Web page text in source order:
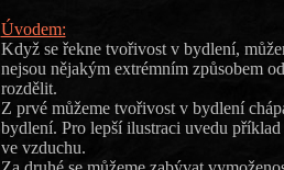
Úvodem:
Když se řekne tvořivost v bydlení,
nejsou nějakým extrémním způsobem
rozdělit.
Z prvé můžeme tvořivost v bydlení
bydlení. Pro lepší ilustraci uvedu
ve vzduchu.